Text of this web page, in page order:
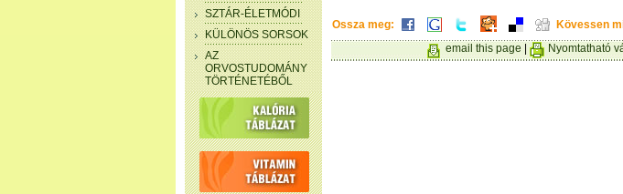
SZTÁR-ÉLETMÓDI
KÜLÖNÖS SORSOK
AZ
ORVOSTUDOMÁNY
TÖRTÉNETÉBŐL
Ossza meg:
Kövessen
email this page
Nyomtatható